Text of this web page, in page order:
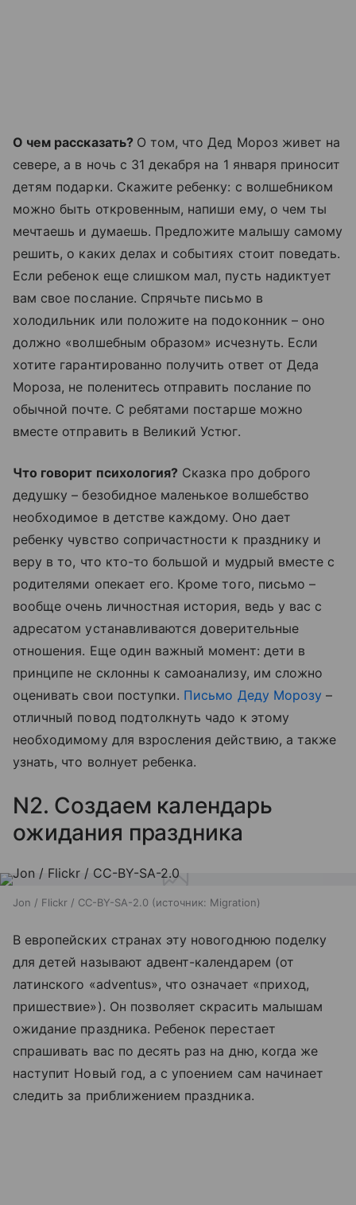
О чем рассказать? О том, что Дед Мороз живет на
севере, а в ночь с 31 декабря на 1 января приносит
детям подарки. Скажите ребенку: с волшебником
можно быть откровенным, напиши ему, о чем ты
мечтаешь и думаешь. Предложите малышу самому
решить, о каких делах и событиях стоит поведать.
Если ребенок еще слишком мал, пусть надиктует
вам свое послание. Спрячьте письмо в
холодильник или положите на подоконник – оно
должно «волшебным образом» исчезнуть. Если
хотите гарантированно получить ответ от Деда
Мороза, не поленитесь отправить послание по
обычной почте. С ребятами постарше можно
вместе отправить в Великий Устюг.
Что говорит психология? Сказка про доброго
дедушку – безобидное маленькое волшебство
необходимое в детстве каждому. Оно дает
ребенку чувство сопричастности к празднику и
веру в то, что кто-то большой и мудрый вместе с
родителями опекает его. Кроме того, письмо –
вообще очень личностная история, ведь у вас с
адресатом устанавливаются доверительные
отношения. Еще один важный момент: дети в
принципе не склонны к самоанализу, им сложно
оценивать свои поступки. Письмо Деду Морозу –
отличный повод подтолкнуть чадо к этому
необходимому для взросления действию, а также
узнать, что волнует ребенка.
N2. Создаем календарь
ожидания праздника
Jon / Flickr / CC-BY-SA-2.0 источник: Migration
В европейских странах эту новогоднюю поделку
для детей называют адвент-календарем (от
латинского «adventus», что означает «приход,
пришествие»). Он позволяет скрасить малышам
ожидание праздника. Ребенок перестает
спрашивать вас по десять раз на дню, когда же
наступит Новый год, а с упоением сам начинает
следить за приближением праздника.